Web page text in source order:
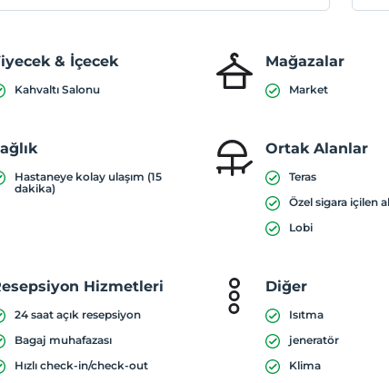
& İçecek
Kahvaltı Salonu
Mağazalar
Market
Hastaneye kolay ulaşım (15
dakika)
Ortak Alanlar
Teras
Özel sigara içilen
Lobi
Hizmetleri
24 saat açık resepsiyon
Bagaj muhafazası
Hızlı check-in/check-out
Diğer
Isıtma
jeneratör
Klima